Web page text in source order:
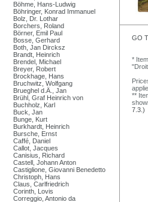
Böhme, Hans-Ludwig
Böhringer, Konrad Immanuel
Bolz, Dr. Lothar
Borchers, Roland
Börner, Emil Paul
Bosse, Gerhard
Both, Jan Dircksz
Brandt, Heinrich
Brendel, Michael
Breyer, Robert
Brockhage, Hans
Bruchwitz, Wolfgang
Brueghel d.Ä., Jan
Brühl, Graf Heinrich von
Buchholz, Karl
Buck, Jan
Bunge, Kurt
Burkhardt, Heinrich
Bursche, Ernst
Caffé, Daniel
Callot, Jacques
Canisius, Richard
Castell, Johann Anton
Castiglione, Giovanni Benedetto
Christoph, Hans
Claus, Carlfriedrich
Corinth, Lovis
Correggio, Antonio da
GO
*
**
7.3.)